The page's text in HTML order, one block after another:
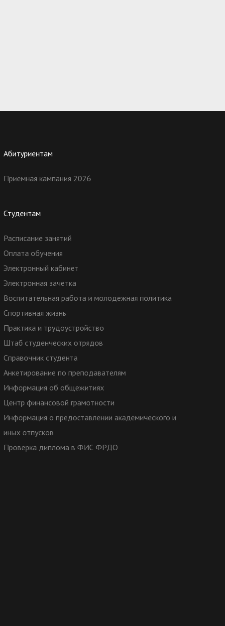
Абитуриентам
Приемная кампания 2026
Студентам
Расписание занятий
Оплата обучения
Электронный кабинет
Электронная зачетка
Воспитательная работа и молодежная политика
Спортивная жизнь
Практика и трудоустройство
Штаб студенческих отрядов
Справочник студента
Анкетирование по преподавателям
Информация об общежитиях
Центр финансовой грамотности
Информация о предоставлении академического и
иных отпусков
Проверка диплома в ФИС ФРДО